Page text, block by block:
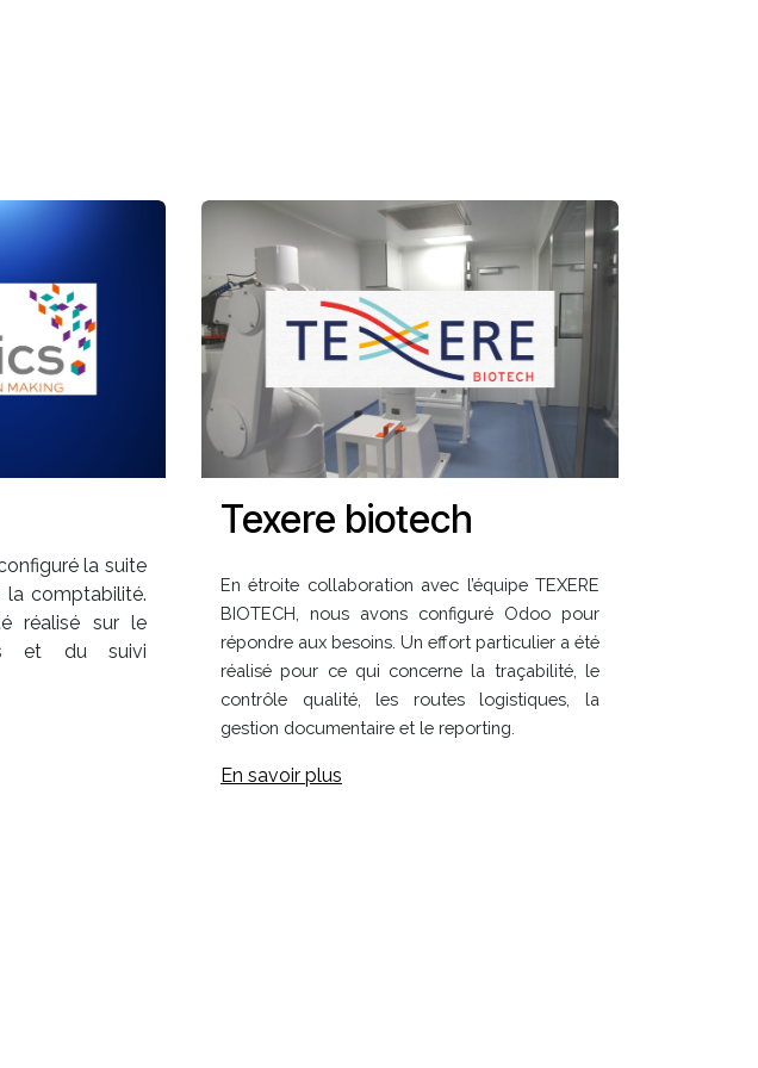
la suite
la comptabilité.
réalisé sur le
et du suivi
Texere biotech
En étroite collaboration avec l’équipe TEXERE
BIOTECH, nous avons configuré Odoo pour
répondre aux besoins. Un effort particulier a été
réalisé pour ce qui concerne la traçabilité, le
contrôle qualité, les routes logistiques, la
gestion documentaire et le reporting.
En savoir plus